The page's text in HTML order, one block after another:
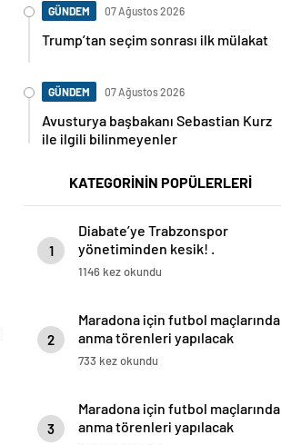
GÜNDEM 07 Ağustos 2026
Trump’tan seçim sonrası ilk mülakat
GÜNDEM 07 Ağustos 2026
Avusturya başbakanı Sebastian Kurz
ile ilgili bilinmeyenler
KATEGORİNİN POPÜLERLERİ
1
Diabate’ye Trabzonspor
yönetiminden kesik! .
1146 kez okundu
2
Maradona için futbol maçlarında
anma törenleri yapılacak
733 kez okundu
3
Maradona için futbol maçlarında
anma törenleri yapılacak